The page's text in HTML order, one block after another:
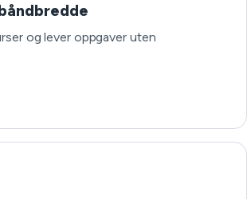
og lever oppgaver uten